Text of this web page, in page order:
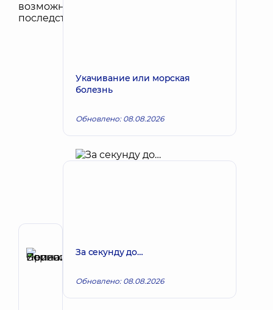
Пепенина
Борисовна
Невролог
Укачивание или морская
болезнь
Обновлено: 08.08.2026
За секунду до…
Обновлено: 08.08.2026